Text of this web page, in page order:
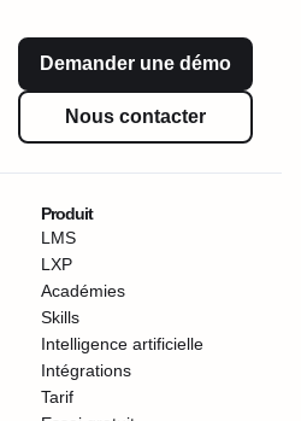
Demander une démo
Nous contacter
Produit
LMS
LXP
Académies
Skills
Intelligence artificielle
Intégrations
Tarif